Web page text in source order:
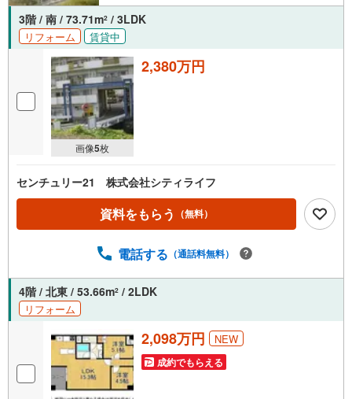
3階 / 南 / 73.71m2 / 3LDK
リフォーム 賃貸中
画像5枚
2,380万円
センチュリー21 株式会社シティライフ
資料をもらう （無料）
電話する （通話料無料）
4階 / 北東 / 53.66m2 / 2LDK
リフォーム
2,098万円 NEW
成約でもらえる